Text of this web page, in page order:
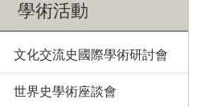
學術活動
文化交流史國際學術研討會
世界史學術座談會